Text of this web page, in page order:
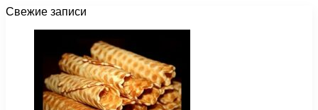
Свежие записи